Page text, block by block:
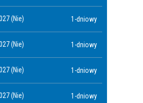
(Nie) 1-dniowy
(Nie) 1-dniowy
(Nie) 1-dniowy
(Nie) 1-dniowy